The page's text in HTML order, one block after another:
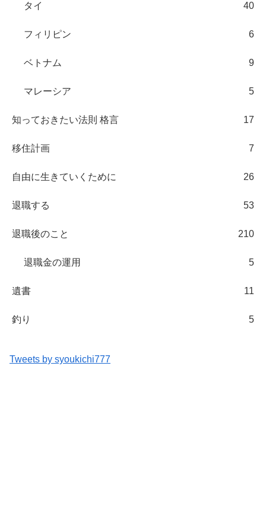
タイ 40
フィリピン 6
ベトナム 9
マレーシア 5
知っておきたい法則 格言 17
移住計画 7
自由に生きていくために 26
退職する 53
退職後のこと 210
退職金の運用 5
遺書 11
釣り 5
Tweets by syoukichi777